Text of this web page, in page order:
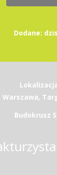
Dodane:
Warszawa,
Budokrusz